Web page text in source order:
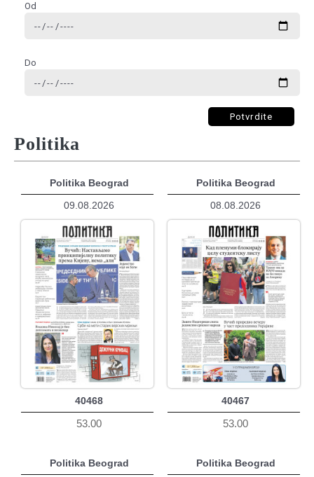
Od
Do
Potvrdite
Politika
Politika Beograd
09.08.2026
40468
53.00
Politika Beograd
08.08.2026
40467
53.00
Politika Beograd
Politika Beograd